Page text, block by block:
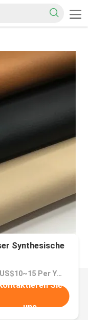
Synthesische
Preis：US$10~15 Per Yard
Sie
uns